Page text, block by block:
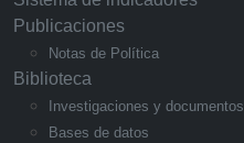
Publicaciones
Notas de Política
Biblioteca
Investigaciones y documentos
Bases de datos